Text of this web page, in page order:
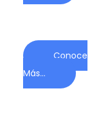
Conoce
Más...